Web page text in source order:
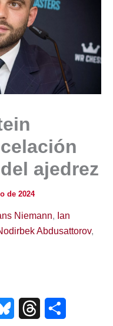
ajedrez
de 2024
Niemann, Ian
Abdusattorov,